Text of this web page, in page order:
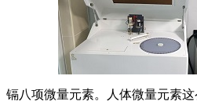
八项微量元素。人体微量元素